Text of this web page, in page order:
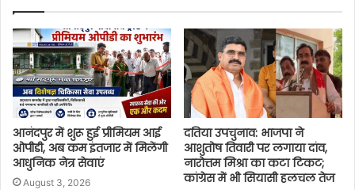
आनंदपुर में शुरू हुई प्रीमियम आई
ओपीडी, अब कम इंतजार में मिलेंगी
आधुनिक नेत्र सेवाएं
August 3, 2026
दतिया उपचुनाव: भाजपा ने
आशुतोष तिवारी पर लगाया दांव,
नारोत्तम मिश्रा का कटा टिकट;
कांग्रेस में भी सियासी हलचल तेज